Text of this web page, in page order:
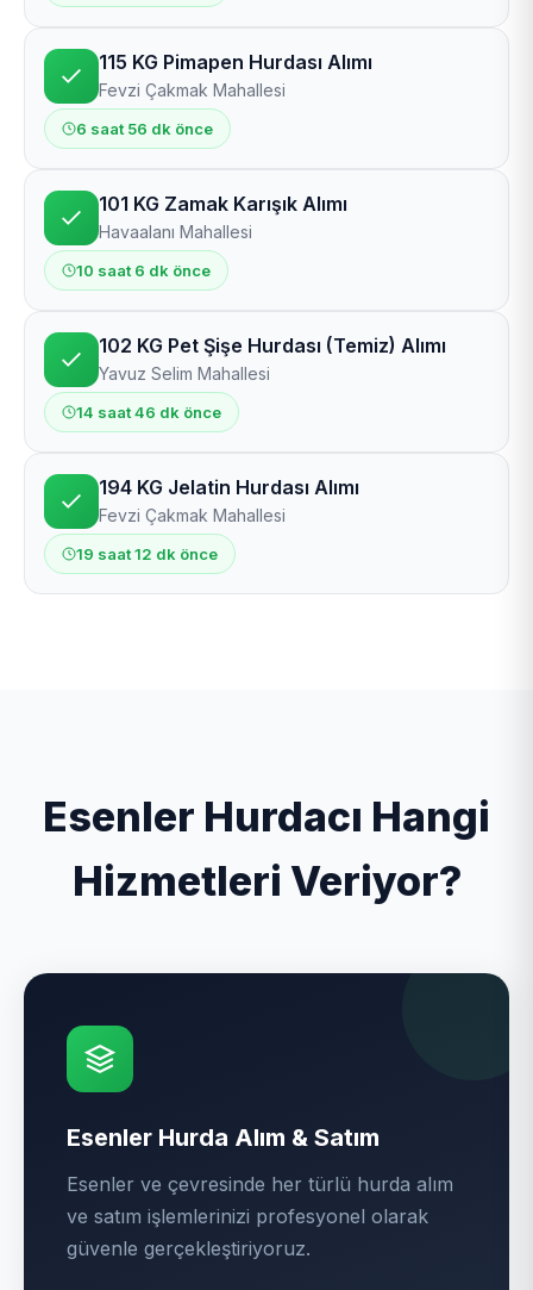
115 KG Pimapen Hurdası Alımı
Fevzi Çakmak Mahallesi
6 saat 56 dk önce
101 KG Zamak Karışık Alımı
Havaalanı Mahallesi
10 saat 6 dk önce
102 KG Pet Şişe Hurdası (Temiz) Alımı
Yavuz Selim Mahallesi
14 saat 46 dk önce
194 KG Jelatin Hurdası Alımı
Fevzi Çakmak Mahallesi
19 saat 12 dk önce
Esenler Hurdacı Hangi
Hizmetleri Veriyor?
Esenler Hurda Alım & Satım
Esenler ve çevresinde her türlü hurda alım
ve satım işlemlerinizi profesyonel olarak
güvenle gerçekleştiriyoruz.